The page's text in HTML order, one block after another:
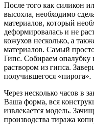
После того как силикон
высохла, необходимо
материалов, который
деформировалась и не
кожухов несколько, а
материалов. Самый
Гипс. Собираем опалубку
раствором из гипса.
получившегося «пирога».
Через несколько часов в
Ваша форма, вся
извлекается модель.
производства тиража